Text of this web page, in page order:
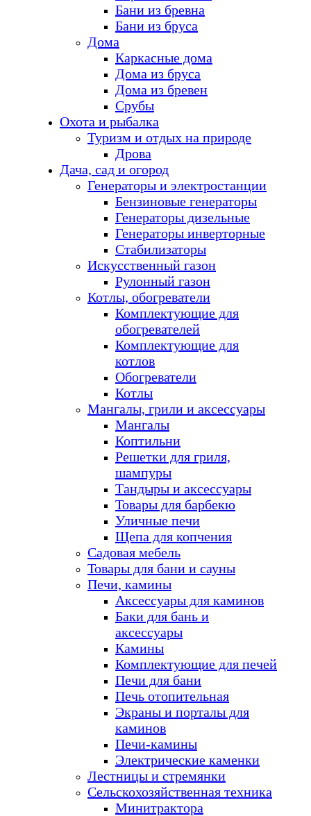
Бани из бревна
Бани из бруса
Дома
Каркасные дома
Дома из бруса
Дома из бревен
Срубы
Охота и рыбалка
Туризм и отдых на природе
Дрова
Дача, сад и огород
Генераторы и электростанции
Бензиновые генераторы
Генераторы дизельные
Генераторы инверторные
Стабилизаторы
Искусственный газон
Рулонный газон
Котлы, обогреватели
Комплектующие для
обогревателей
Комплектующие для
котлов
Обогреватели
Котлы
Мангалы, грили и аксессуары
Мангалы
Коптильни
Решетки для гриля,
шампуры
Тандыры и аксессуары
Товары для барбекю
Уличные печи
Щепа для копчения
Садовая мебель
Товары для бани и сауны
Печи, камины
Аксессуары для каминов
Баки для бань и
аксессуары
Камины
Комплектующие для печей
Печи для бани
Печь отопительная
Экраны и порталы для
каминов
Печи-камины
Электрические каменки
Лестницы и стремянки
Сельскохозяйственная техника
Минитрактора